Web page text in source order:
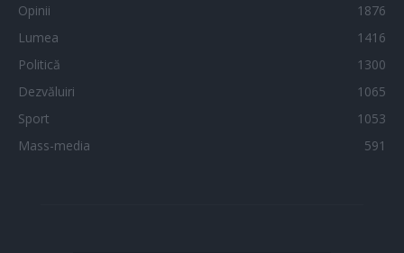
Opinii
1876
Lumea
1416
Politică
1300
Dezvăluiri
1065
Sport
1053
Mass-media
591